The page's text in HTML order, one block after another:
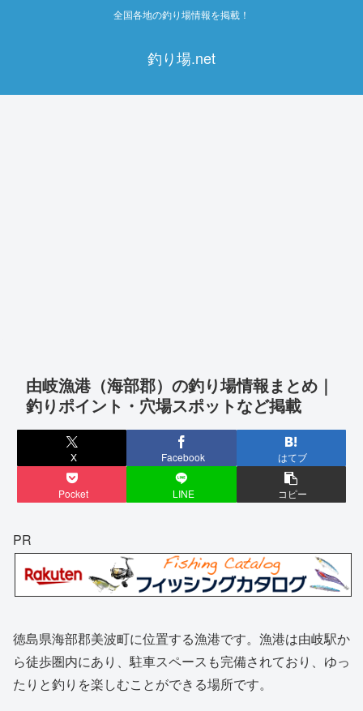
全国各地の釣り場情報を掲載！
釣り場.net
由岐漁港（海部郡）の釣り場情報まとめ｜
釣りポイント・穴場スポットなど掲載
X Facebook はてブ
Pocket LINE コピー
PR
徳島県海部郡美波町に位置する漁港です。漁港は由岐駅か
ら徒歩圏内にあり、駐車スペースも完備されており、ゆっ
たりと釣りを楽しむことができる場所です。